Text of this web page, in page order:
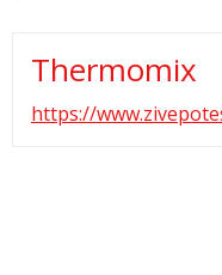
Thermomix
https://